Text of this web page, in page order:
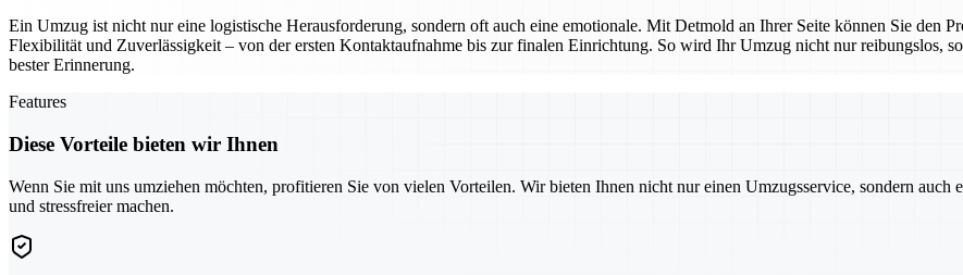
Ein Umzug ist nicht nur eine logistische Herausforderung, sondern oft auch eine emotionale. Mit Detmold an Ihrer Seite können Sie den
Flexibilität und Zuverlässigkeit – von der ersten Kontaktaufnahme bis zur finalen Einrichtung. So wird Ihr Umzug nicht nur reibungslos,
bester Erinnerung.
Features
Diese Vorteile bieten wir Ihnen
Wenn Sie mit uns umziehen möchten, profitieren Sie von vielen Vorteilen. Wir bieten Ihnen nicht nur einen Umzugsservice, sondern
und stressfreier machen.